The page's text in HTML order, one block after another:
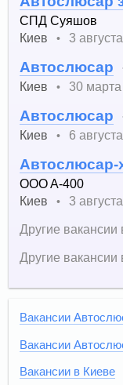
СПД Суяшов
Киев
• 3 августа
Автослюсар
Киев
• 30 марта
Автослюсар
Киев
• 6 августа
Автослюсар-
OOO A-400
Киев
•
3 августа
Другие вакансии
Другие вакансии
Вакансии
Вакансии
Вакансии в Киеве